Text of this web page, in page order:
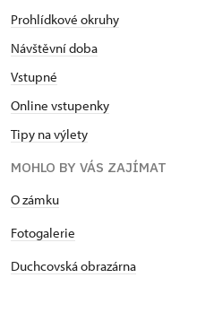
Prohlídkové okruhy
Návštěvní doba
Vstupné
Online vstupenky
Tipy na výlety
MOHLO BY VÁS ZAJÍMAT
O zámku
Fotogalerie
Duchcovská obrazárna